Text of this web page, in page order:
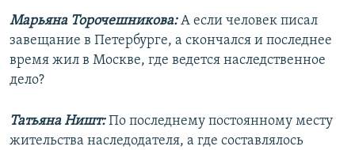
Марьяна Торочешникова:А если человек писал
завещание в Петербурге, а скончался и последнее
время жил в Москве, где ведется наследственное
дело?
Татьяна Ништ:По последнему постоянному месту
жительства наследодателя, а где составлялось